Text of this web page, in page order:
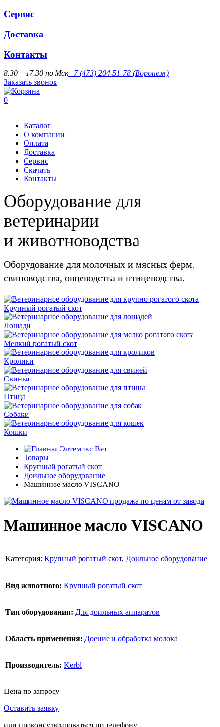
Сервис
Доставка
Контакты
8.30 – 17.30 по Мск+7 (473) 204-51-78 (Воронеж)
Заказать звонок
0
Каталог
О компании
Оплата
Доставка
Сервис
Скачать
Контакты
Оборудование для
ветеринарии
и животноводства
Оборудование для молочных и мясных ферм,
свиноводства, овцеводства и птицеводства.
Крупный рогатый скот
Лошади
Мелкий рогатый скот
Кролики
Свиньи
Птица
Собаки
Кошки
Элтемикс Вет
Товары
Крупный рогатый скот
Доильное оборудование
Машинное масло VISCANO
Машинное масло VISCANO
Категория: Крупный рогатый скот, Доильное оборудование
Вид животного: Крупный рогатый скот
Тип оборудования: Для доильных аппаратов
Область применения: Доение и обработка молока
Производитель: Kerbl
Цена по запросу
Оставить заявку
или проконсультироваться по телефону: